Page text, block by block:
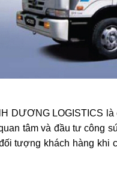
DƯƠNG LOGISTICS
tâm và đầu tư công
tượng khách hàng khi